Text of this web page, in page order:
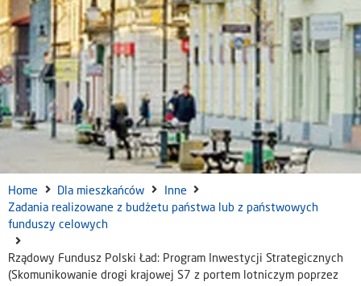
Home Dla mieszkańców
Inne
Zadania realizowane z budżetu państwa lub z państwowych
funduszy celowych
Rządowy Fundusz Polski Ład: Program Inwestycji Strategicznych
(Skomunikowanie drogi krajowej S7 z portem lotniczym poprzez